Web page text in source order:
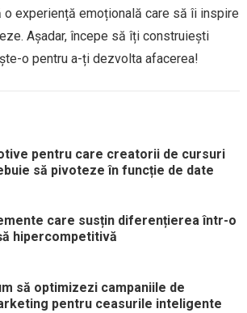
o experiență emoțională care să îi inspire
Așadar, începe să îți construiești
o pentru a-ți dezvolta afacerea!
pentru care creatorii de cursuri
să pivoteze în funcție de date
care susțin diferențierea într-o
hipercompetitivă
să optimizezi campaniile de
pentru ceasurile inteligente